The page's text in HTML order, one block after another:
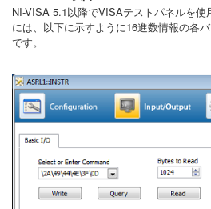
NI-VISA 5.1以降でVISAテストパネルを使
には、以下に示すように16進数情報の各
です。